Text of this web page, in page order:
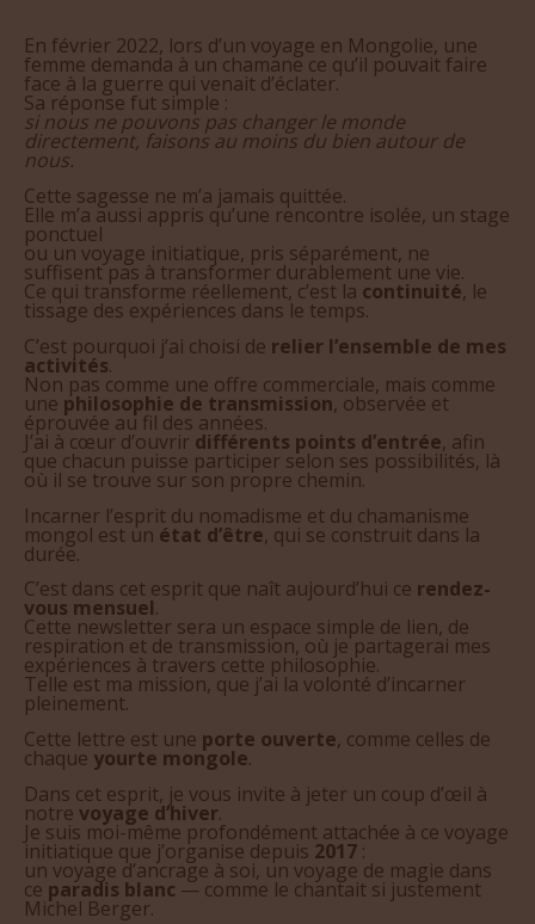
En février 2022, lors d’un voyage en Mongolie, une
femme demanda à un chamane ce qu’il pouvait faire
face à la guerre qui venait d’éclater.
Sa réponse fut simple :
si nous ne pouvons pas changer le monde
directement, faisons au moins du bien autour de
nous.
Cette sagesse ne m’a jamais quittée.
Elle m’a aussi appris qu’une rencontre isolée, un stage
ponctuel
ou un voyage initiatique, pris séparément, ne
suffisent pas à transformer durablement une vie.
Ce qui transforme réellement, c’est la continuité, le
tissage des expériences dans le temps.
C’est pourquoi j’ai choisi de relier l’ensemble de mes
activités.
Non pas comme une offre commerciale, mais comme
une philosophie de transmission, observée et
éprouvée au fil des années.
J’ai à cœur d’ouvrir différents points d’entrée, afin
que chacun puisse participer selon ses possibilités, là
où il se trouve sur son propre chemin.
Incarner l’esprit du nomadisme et du chamanisme
mongol est un état d’être, qui se construit dans la
durée.
C’est dans cet esprit que naît aujourd’hui ce rendez-
vous mensuel.
Cette newsletter sera un espace simple de lien, de
respiration et de transmission, où je partagerai mes
expériences à travers cette philosophie.
Telle est ma mission, que j’ai la volonté d’incarner
pleinement.
Cette lettre est une porte ouverte, comme celles de
chaque yourte mongole.
Dans cet esprit, je vous invite à jeter un coup d’œil à
notre voyage d’hiver.
Je suis moi-même profondément attachée à ce voyage
initiatique que j’organise depuis 2017 :
un voyage d’ancrage à soi, un voyage de magie dans
ce paradis blanc — comme le chantait si justement
Michel Berger.